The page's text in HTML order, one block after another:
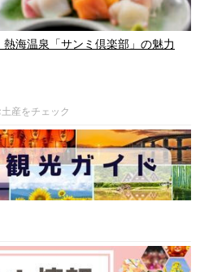
海温泉「サンミ倶楽部」の魅力
産をチェック